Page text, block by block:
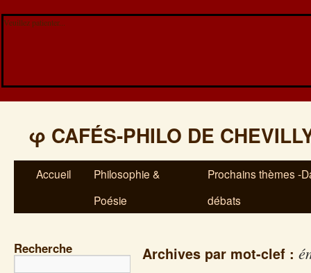
Veuillez patienter...
φ CAFÉS-PHILO DE
Accueil
Philosophie &
Poésie
Prochains thèmes -
débats
Recherche Archives par mot-clef :